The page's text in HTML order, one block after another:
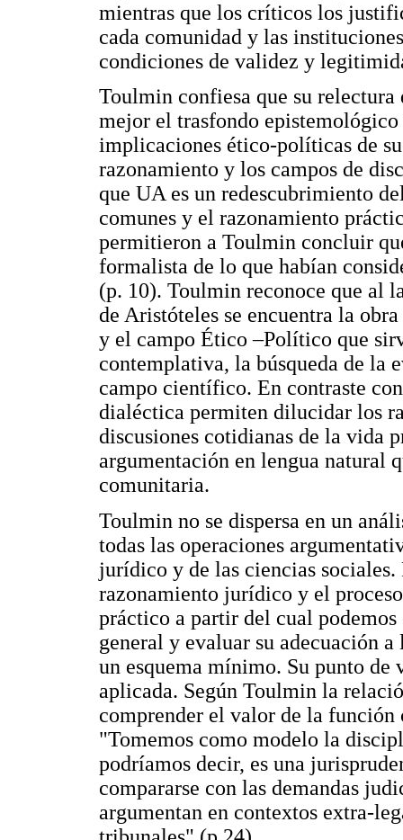
mientras que los críticos los
cada comunidad y las
condiciones de validez y
Toulmin confiesa que su
mejor el trasfondo
implicaciones ético-políticas de
razonamiento y los campos de
que UA es un redescubrimiento
comunes y el razonamiento
permitieron a Toulmin concluir
formalista de lo que habían
(p. 10). Toulmin reconoce que al
de Aristóteles se encuentra la
y el campo Ético –Político que
contemplativa, la búsqueda de la
campo científico. En contraste
dialéctica permiten dilucidar los
discusiones cotidianas de la vida
argumentación en lengua natural
comunitaria.
Toulmin no se dispersa en un
todas las operaciones
jurídico y de las ciencias
razonamiento jurídico y el
práctico a partir del cual
general y evaluar su adecuación
un esquema mínimo. Su punto
aplicada. Según Toulmin la
comprender el valor de la
"Tomemos como modelo la
podríamos decir, es una
compararse con las demandas
argumentan en contextos extra-